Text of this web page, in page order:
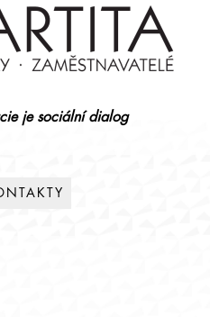
je sociální dialog